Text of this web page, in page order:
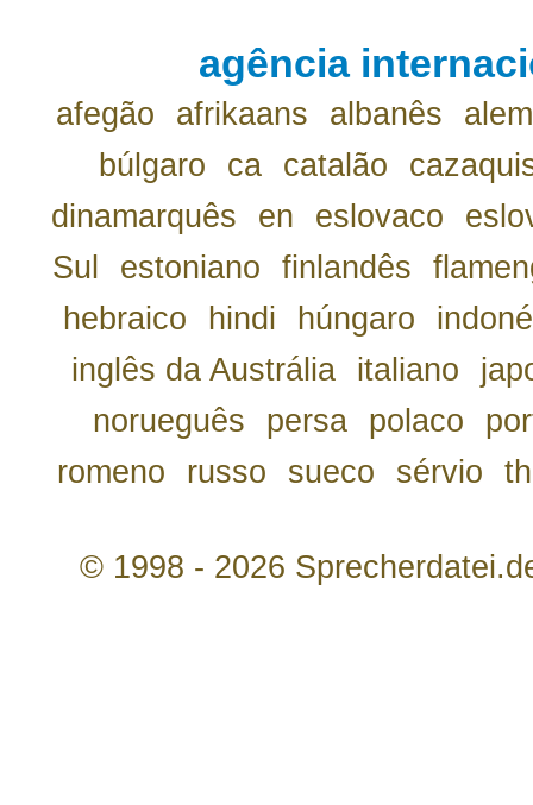
agência
afegão afrikaans albanês
búlgaro
ca catalão
dinamarquês
en eslovaco
Sul
estoniano finlandês
hebraico
hindi húngaro
inglês da Austrália
italiano
norueguês
persa polaco
romeno
russo sueco sérvio th
© 1998 - 2026